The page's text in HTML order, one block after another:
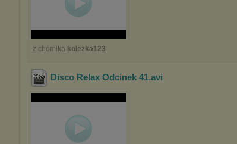
z chomika kolezka123
Disco Relax Odcinek 41.avi